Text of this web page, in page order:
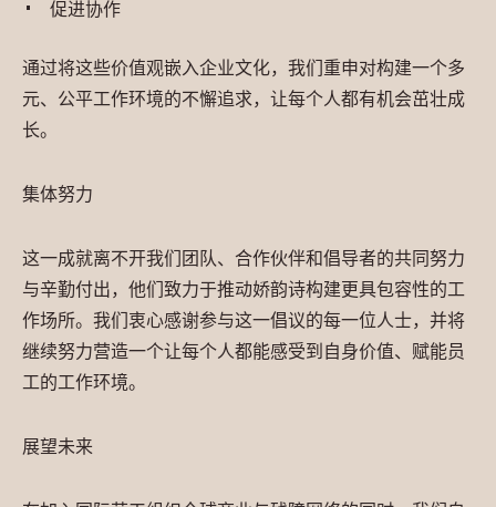
促进协作
通过将这些价值观嵌入企业文化，我们重申对构建一个多
元、公平工作环境的不懈追求，让每个人都有机会茁壮成
长。
集体努力
这一成就离不开我们团队、合作伙伴和倡导者的共同努力
与辛勤付出，他们致力于推动娇韵诗构建更具包容性的工
作场所。我们衷心感谢参与这一倡议的每一位人士，并将
继续努力营造一个让每个人都能感受到自身价值、赋能员
工的工作环境。
展望未来